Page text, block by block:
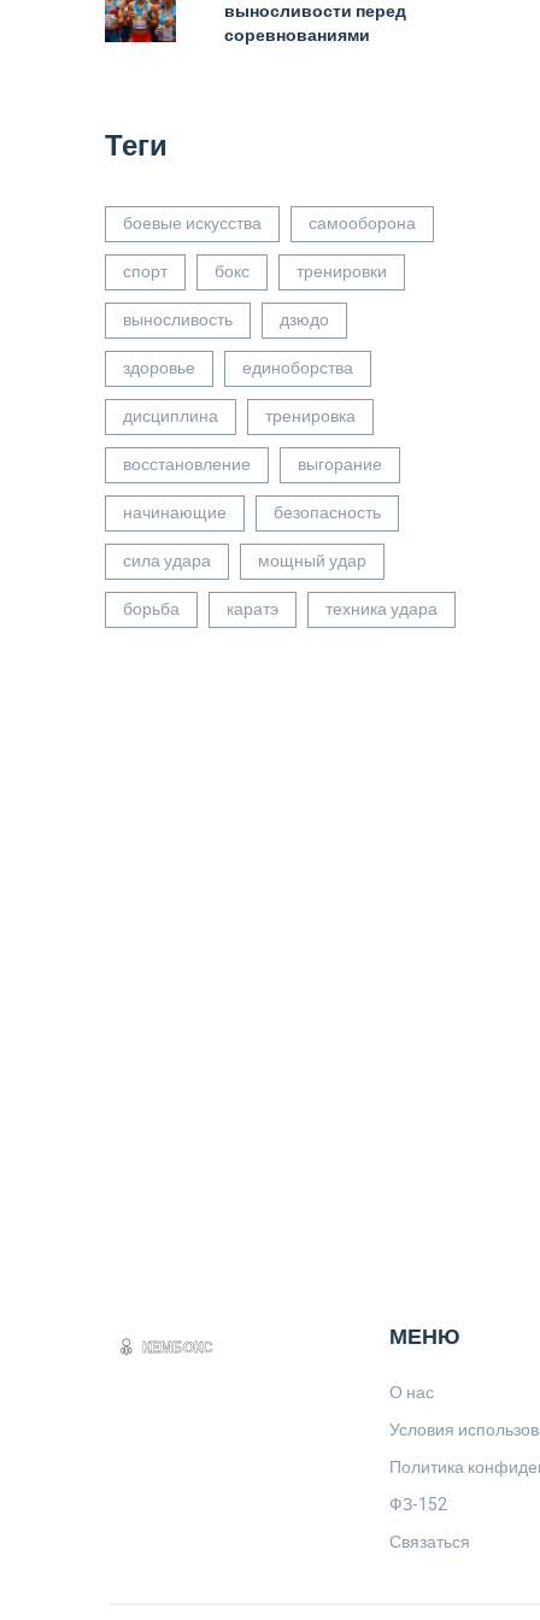
выносливости перед
соревнованиями
Теги
боевые искусства
самооборона
спорт
бокс
тренировки
выносливость
дзюдо
здоровье
единоборства
дисциплина
тренировка
восстановление
выгорание
начинающие
безопасность
сила удара
мощный удар
борьба
каратэ техника удара
МЕНЮ
О нас
Условия
Политика
ФЗ-152
Связаться